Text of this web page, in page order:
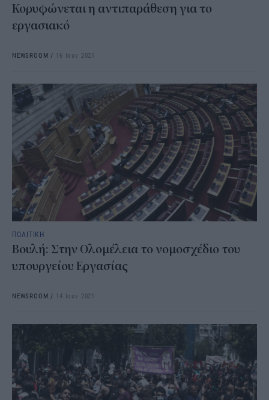
Κορυφώνεται η αντιπαράθεση για το
εργασιακό
NEWSROOM / 16 Ιουν 2021
ΠΟΛΙΤΙΚΗ
Βουλή: Στην Ολομέλεια το νομοσχέδιο του
υπουργείου Εργασίας
NEWSROOM / 14 Ιουν 2021